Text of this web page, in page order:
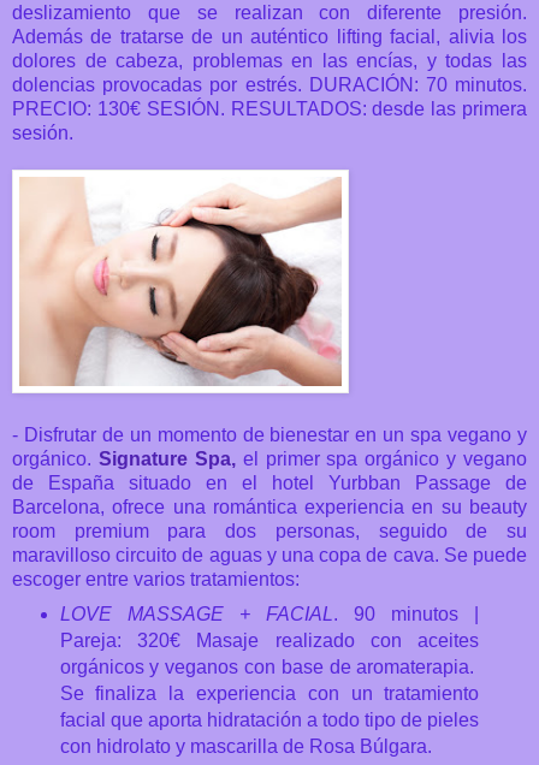
deslizamiento que se realizan con diferente presión.
Además de tratarse de un auténtico lifting facial, alivia los
dolores de cabeza, problemas en las encías, y todas las
dolencias provocadas por estrés. DURACIÓN: 70 minutos.
PRECIO: 130€ SESIÓN. RESULTADOS: desde las primera
sesión.
- Disfrutar de un momento de bienestar en un spa vegano y
orgánico. Signature Spa,el primer spa orgánico y vegano
de España situado en el hotel Yurbban Passage de
Barcelona,ofrece una romántica experiencia en su beauty
room premium para dos personas, seguido de su
maravilloso circuito de aguas y una copa de cava. Se puede
escoger entre varios tratamientos:
LOVE MASSAGE + FACIAL. 90 minutos |
Pareja: 320€ Masaje realizado con aceites
orgánicos y veganos con base de aromaterapia.
Se finaliza la experiencia con un tratamiento
facial que aporta hidratación a todo tipo de pieles
con hidrolato y mascarilla de Rosa Búlgara.